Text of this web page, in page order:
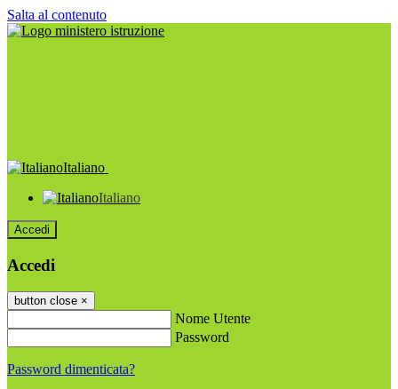
Salta al contenuto
Italiano
Italiano
Accedi
Accedi
button close ×
Nome Utente
Password
Password dimenticata?